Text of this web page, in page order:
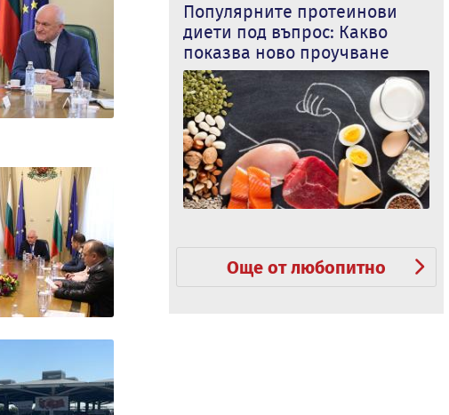
Популярните протеинови
диети под въпрос: Какво
показва ново проучване
Още от любопитно